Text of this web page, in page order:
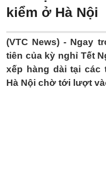
kiểm ở Hà Nội
(VTC News) - Ngay
tiên của kỳ nghỉ Tết
xếp hàng dài tại các
Hà Nội chờ tới lượt